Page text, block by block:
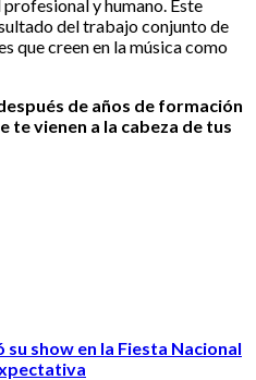
y humano. Este
del trabajo conjunto de
que creen en la música como
de años de formación
te vienen a la cabeza de tus
show en la Fiesta Nacional